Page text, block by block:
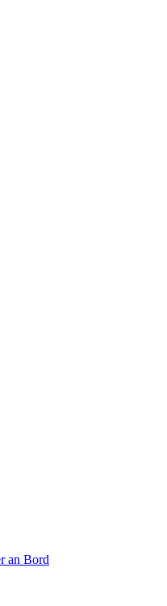
an Bord